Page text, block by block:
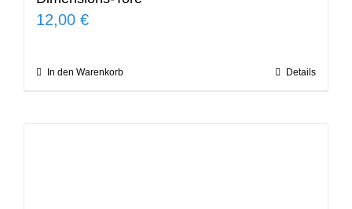
12,00 €
In den Warenkorb Details